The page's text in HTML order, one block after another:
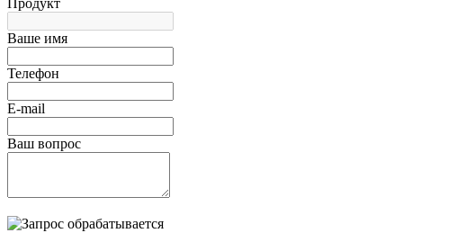
Ваше имя
Телефон
E-mail
Ваш вопрос